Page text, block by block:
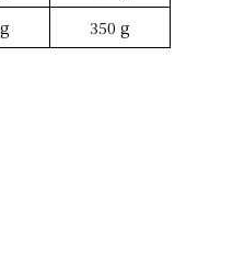
350 g